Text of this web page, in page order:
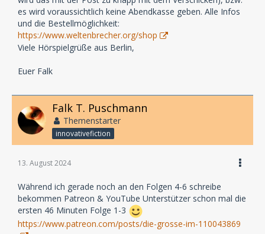
es wird voraussichtlich keine Abendkasse geben. Alle Infos
und die Bestellmöglichkeit:
https://www.weltenbrecher.org/shop
Viele Hörspielgrüße aus Berlin,
Euer Falk
Falk T. Puschmann
Themenstarter
innovativefiction
13. August 2024
Während ich gerade noch an den Folgen 4-6 schreibe
bekommen Patreon & YouTube Unterstützer schon mal die
ersten 46 Minuten Folge 1-3
https://www.patreon.com/posts/die-grosse-im-110043869